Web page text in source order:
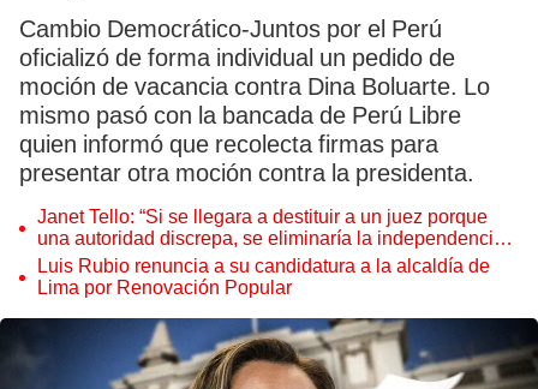
Cambio Democrático-Juntos por el Perú
oficializó de forma individual un pedido de
moción de vacancia contra Dina Boluarte. Lo
mismo pasó con la bancada de Perú Libre
quien informó que recolecta firmas para
presentar otra moción contra la presidenta.
Janet Tello: “Si se llegara a destituir a un juez porque
una autoridad discrepa, se eliminaría la independencia
judicial”
Luis Rubio renuncia a su candidatura a la alcaldía de
Lima por Renovación Popular